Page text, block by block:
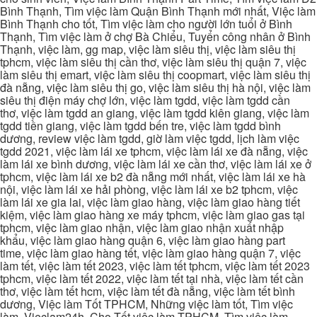
Bình Thạnh, Tìm việc làm Quận Bình Thạnh mới nhất, Việc làm
Bình Thạnh cho tốt, Tìm việc làm cho người lớn tuổi ở Bình
Thạnh, Tìm việc làm ở chợ Bà Chiểu, Tuyển công nhân ở Bình
Thạnh, việc làm, gg map, việc làm siêu thị, việc làm siêu thị
tphcm, việc làm siêu thị cần thơ, việc làm siêu thị quận 7, việc
làm siêu thị emart, việc làm siêu thị coopmart, việc làm siêu thị
đà nẵng, việc làm siêu thị go, việc làm siêu thị hà nội, việc làm
siêu thị điện máy chợ lớn, việc làm tgdd, việc làm tgdd cần
thơ, việc làm tgdd an giang, việc làm tgdd kiên giang, việc làm
tgdd tiền giang, việc làm tgdd bến tre, việc làm tgdd bình
dương, review việc làm tgdd, giờ làm việc tgdd, lịch làm việc
tgdd 2021, việc làm lái xe tphcm, việc làm lái xe đà nẵng, việc
làm lái xe bình dương, việc làm lái xe cần thơ, việc làm lái xe ở
tphcm, việc làm lái xe b2 đà nẵng mới nhất, việc làm lái xe hà
nội, việc làm lái xe hải phòng, việc làm lái xe b2 tphcm, việc
làm lái xe gia lai, việc làm giao hàng, việc làm giao hàng tiết
kiệm, việc làm giao hàng xe máy tphcm, việc làm giao gas tại
tphcm, việc làm giao nhận, việc làm giao nhận xuất nhập
khẩu, việc làm giao hàng quận 6, việc làm giao hàng part
time, việc làm giao hàng tết, việc làm giao hàng quận 7, việc
làm tết, việc làm tết 2023, việc làm tết tphcm, việc làm tết 2023
tphcm, việc làm tết 2022, việc làm tết tại nhà, việc làm tết cần
thơ, việc làm tết hcm, việc làm tết đà nẵng, việc làm tết bình
dương, Việc làm Tốt TPHCM, Những việc làm tốt, Tìm việc